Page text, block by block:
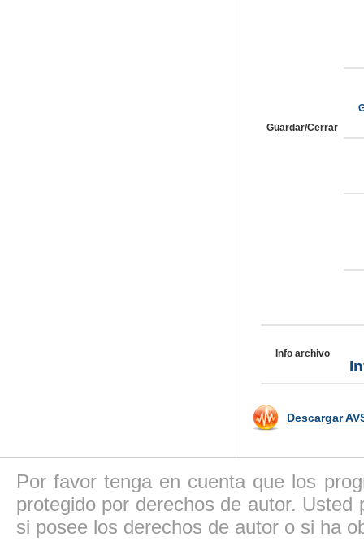
Guardar/Cerrar
Info archivo
Descargar
Por favor tenga en cuenta que los
protegido por derechos de autor.
si posee los derechos de autor o si ha